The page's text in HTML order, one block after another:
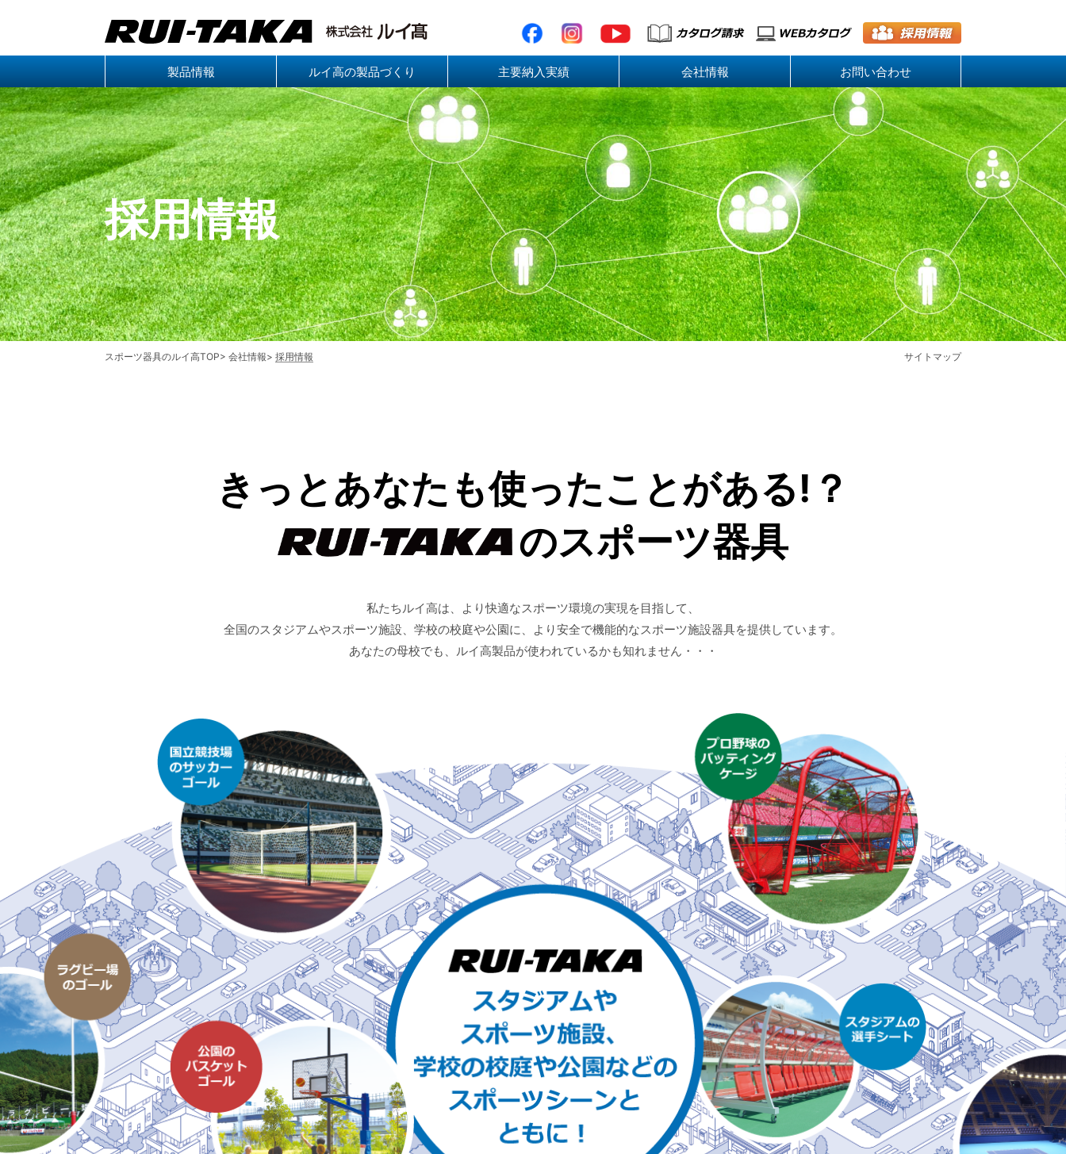
製品情報 ルイ高の製品づくり 主要納入実績 会社情報 お問い合わせ
採用情報
スポーツ器具のルイ高TOP> 会社情報> 採用情報 サイトマップ
きっとあなたも使ったことがある!？
のスポーツ器具
私たちルイ高は、より快適なスポーツ環境の実現を目指して、
全国のスタジアムやスポーツ施設、学校の校庭や公園に、より安全で機能的なスポーツ施設器具を提供しています。
あなたの母校でも、ルイ高製品が使われているかも知れません・・・